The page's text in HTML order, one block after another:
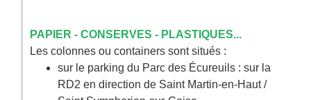
PAPIER - CONSERVES - PLASTIQUES...
Les colonnes ou containers sont situés :
sur le parking du Parc des Écureuils : sur la
RD2 en direction de Saint Martin-en-Haut /